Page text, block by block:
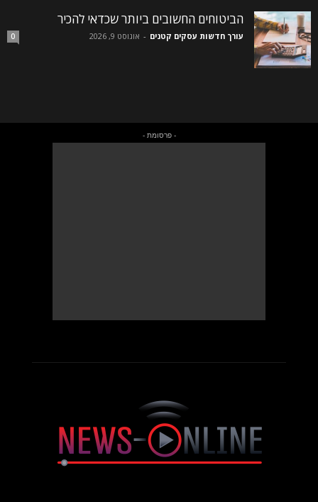
הביטוחים החשובים ביותר שכדאי להכיר
עורך חדשות עסקים קטנים - אוגוסט 9, 2026 0
- פרסומת -